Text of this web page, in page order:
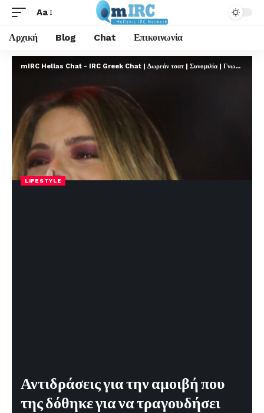
Aa
Αρχική Blog Chat Επικοινωνία
mIRC Hellas Chat - IRC Greek Chat | Δωρεάν τσατ | Συνομιλία | Γνωριμίες | FREE
LIFESTYLE
Αντιδράσεις για την αμοιβή που
της δόθηκε για να τραγουδήσει